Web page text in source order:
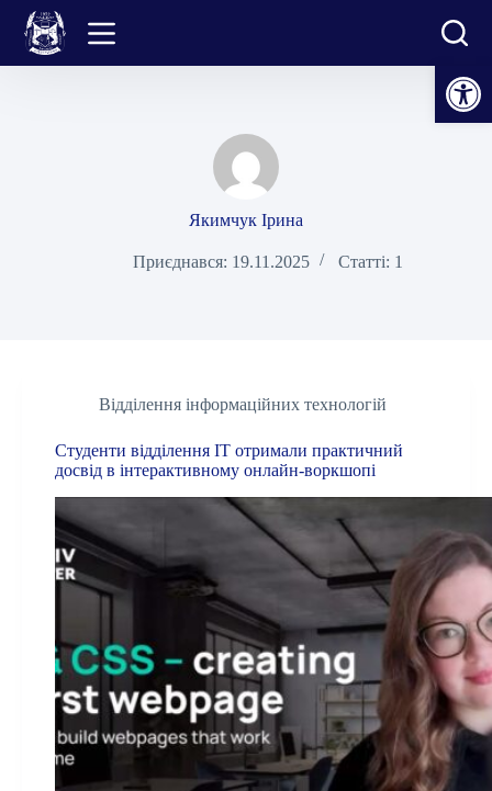
Відкрити Панель інструментів
Перейти
вмісту
Якимчук Ірина
Приєднався: 19.11.2025 Статті: 1
Відділення інформаційних технологій
Студенти відділення ІТ отримали практичний
досвід в інтерактивному онлайн-воркшопі